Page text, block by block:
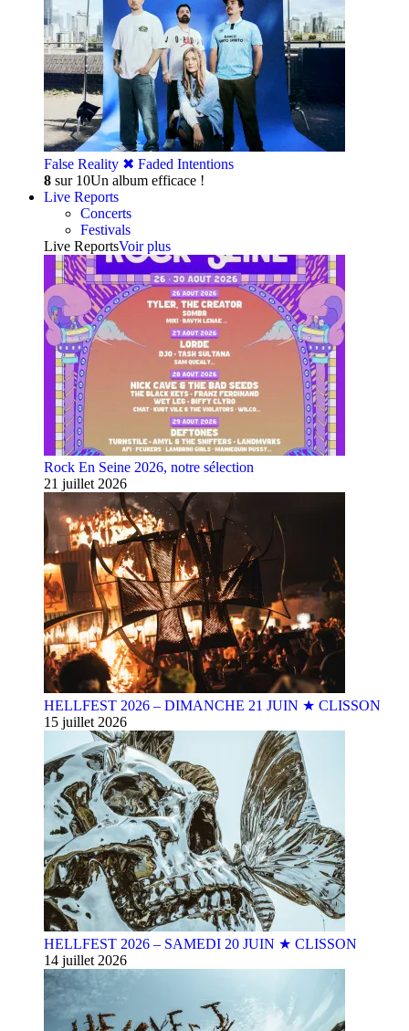
False Reality ✖︎ Faded Intentions
8 sur 10Un album efficace !
Live Reports
Concerts
Festivals
Live ReportsVoir plus
Rock En Seine 2026, notre sélection
21 juillet 2026
HELLFEST 2026 – DIMANCHE 21 JUIN ★ CLISSON
15 juillet 2026
HELLFEST 2026 – SAMEDI 20 JUIN ★ CLISSON
14 juillet 2026